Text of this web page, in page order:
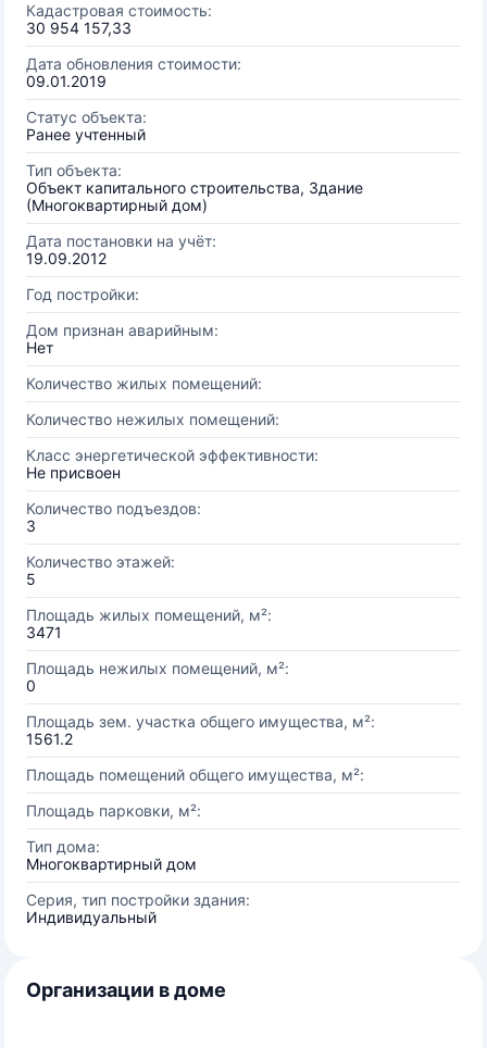
Кадастровая стоимость:
30 954 157,33
Дата обновления стоимости:
09.01.2019
Статус объекта:
Ранее учтенный
Тип объекта:
Объект капитального строительства, Здание
(Многоквартирный дом)
Дата постановки на учёт:
19.09.2012
Год постройки:
Дом признан аварийным:
Нет
Количество жилых помещений:
Количество нежилых помещений:
Класс энергетической эффективности:
Не присвоен
Количество подъездов:
3
Количество этажей:
5
Площадь жилых помещений, м²:
3471
Площадь нежилых помещений, м²:
0
Площадь зем. участка общего имущества, м²:
1561.2
Площадь помещений общего имущества, м²:
Площадь парковки, м²:
Тип дома:
Многоквартирный дом
Серия, тип постройки здания:
Индивидуальный
Организации в доме